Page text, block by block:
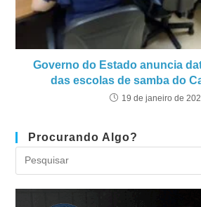
Governo do Estado anuncia
das escolas de samba do
19 de janeiro de
Procurando Algo?